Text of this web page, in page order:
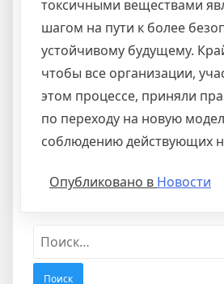
токсичными веществами
шагом на пути к более
устойчивому будущему.
чтобы все организации,
этом процессе, приняли
по переходу на новую
соблюдению действующих
Опубликовано в Новости
Найти: